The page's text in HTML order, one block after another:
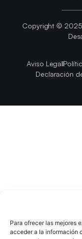
Para ofrecer las mejores
acceder a la información
Copyright © 2025
Aviso Legal
Declaración